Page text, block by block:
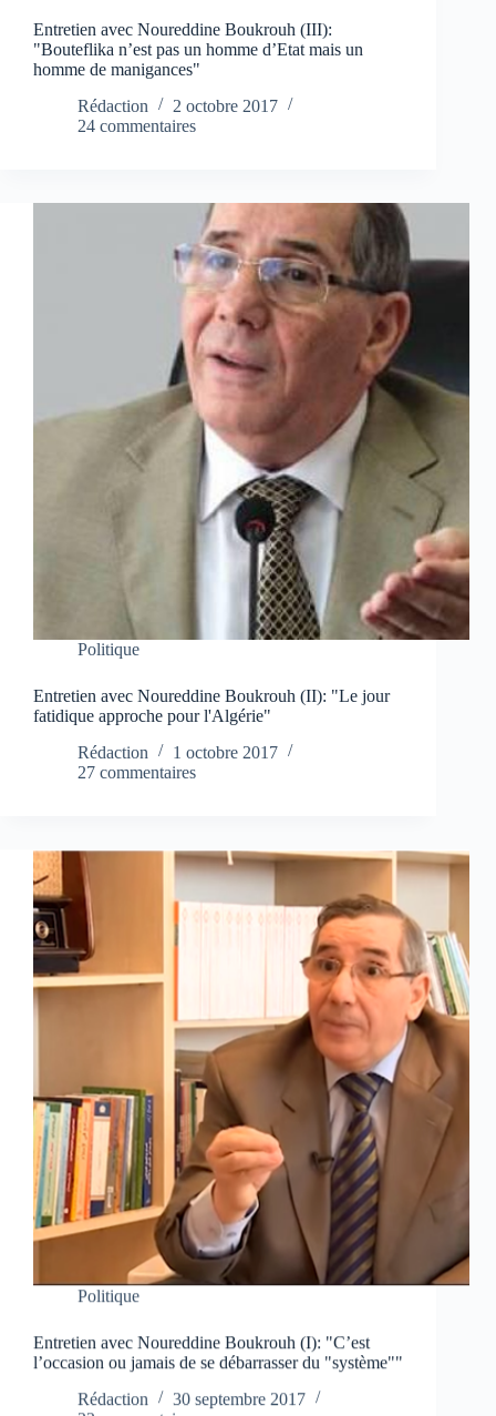
Entretien avec Noureddine Boukrouh (III):
"Bouteflika n’est pas un homme d’Etat mais un
homme de manigances"
Rédaction
2 octobre 2017
24 commentaires
Politique
Entretien avec Noureddine Boukrouh (II): "Le jour
fatidique approche pour l'Algérie"
Rédaction
1 octobre 2017
27 commentaires
Politique
Entretien avec Noureddine Boukrouh (I): "C’est
l’occasion ou jamais de se débarrasser du "système""
Rédaction
30 septembre 2017